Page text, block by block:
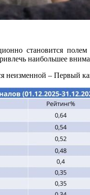
становится
наибольшее
неизменной – Первый